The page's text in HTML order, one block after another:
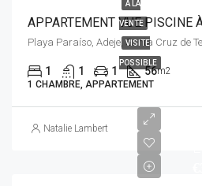
À LA
VENTE
VISITE
POSSIBLE
APPARTEMENT VUE PISCINE
1 1 1 56m2
1 CHAMBRE, APPARTEMENT
Natalie Lambert